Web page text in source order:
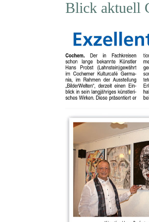
Blick aktuell